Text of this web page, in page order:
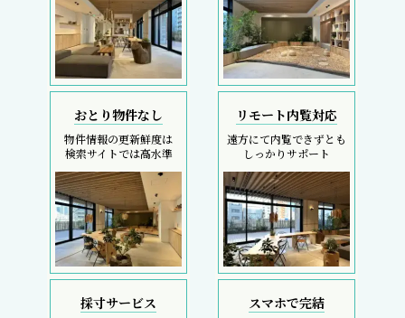
おとり物件なし
物件情報の更新鮮度は
検索サイトでは高水準
リモート内覧対応
遠方にて内覧できずとも
しっかりサポート
採寸サービス スマホで完結